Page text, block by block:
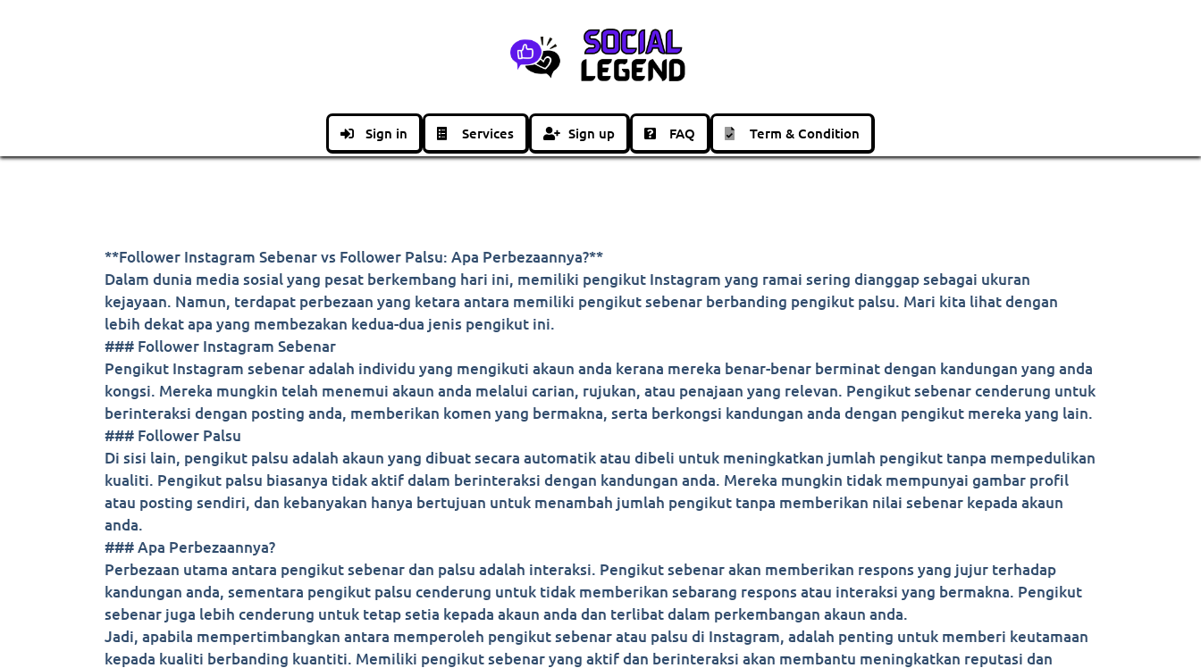
Sign in Services Sign up FAQ Term & Condition
**Follower Instagram Sebenar vs Follower Palsu: Apa Perbezaannya?**
Dalam dunia media sosial yang pesat berkembang hari ini, memiliki pengikut Instagram yang ramai sering dianggap sebagai ukuran
kejayaan. Namun, terdapat perbezaan yang ketara antara memiliki pengikut sebenar berbanding pengikut palsu. Mari kita lihat dengan
lebih dekat apa yang membezakan kedua-dua jenis pengikut ini.
### Follower Instagram Sebenar
Pengikut Instagram sebenar adalah individu yang mengikuti akaun anda kerana mereka benar-benar berminat dengan kandungan yang anda
kongsi. Mereka mungkin telah menemui akaun anda melalui carian, rujukan, atau penajaan yang relevan. Pengikut sebenar cenderung untuk
berinteraksi dengan posting anda, memberikan komen yang bermakna, serta berkongsi kandungan anda dengan pengikut mereka yang lain.
### Follower Palsu
Di sisi lain, pengikut palsu adalah akaun yang dibuat secara automatik atau dibeli untuk meningkatkan jumlah pengikut tanpa mempedulikan
kualiti. Pengikut palsu biasanya tidak aktif dalam berinteraksi dengan kandungan anda. Mereka mungkin tidak mempunyai gambar profil
atau posting sendiri, dan kebanyakan hanya bertujuan untuk menambah jumlah pengikut tanpa memberikan nilai sebenar kepada akaun
anda.
### Apa Perbezaannya?
Perbezaan utama antara pengikut sebenar dan palsu adalah interaksi. Pengikut sebenar akan memberikan respons yang jujur terhadap
kandungan anda, sementara pengikut palsu cenderung untuk tidak memberikan sebarang respons atau interaksi yang bermakna. Pengikut
sebenar juga lebih cenderung untuk tetap setia kepada akaun anda dan terlibat dalam perkembangan akaun anda.
Jadi, apabila mempertimbangkan antara memperoleh pengikut sebenar atau palsu di Instagram, adalah penting untuk memberi keutamaan
kepada kualiti berbanding kuantiti. Memiliki pengikut sebenar yang aktif dan berinteraksi akan membantu meningkatkan reputasi dan